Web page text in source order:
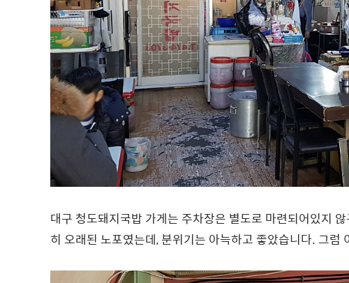
대구 청도돼지국밥 가게는 주차장은 별도로 마련되어있지
히 오래된 노포였는데, 분위기는 아늑하고 좋았습니다. 그